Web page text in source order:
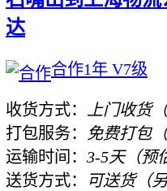
达
合作1年 V7级
收货方式：
上门收货
打包服务：
免费打包
运输时间： 3-5天（预
送货方式：
可送货（